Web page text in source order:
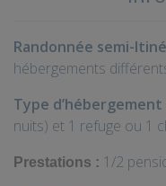
Randonnée semi-
hébergements
Type d’hébergement
nuits) et 1 refuge ou 1
Prestations : 1/2